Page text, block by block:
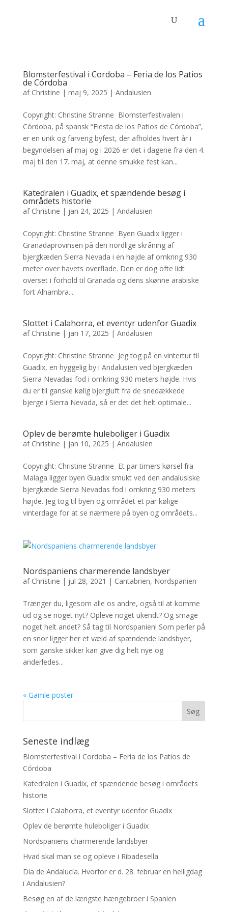
Blomsterfestival i Cordoba – Feria de los Patios
de Córdoba
af Christine | maj 9, 2025 | Andalusien
Copyright: Christine Stranne Blomsterfestivalen i
Córdoba, på spansk “Fiesta de los Patios de Córdoba”,
er en unik og farverig byfest, der afholdes hvert år i
begyndelsen af maj og i 2026 er det i dagene fra den 4.
maj til den 17. maj, at denne smukke fest kan...
Katedralen i Guadix, et spændende besøg i
områdets historie
af Christine | jan 24, 2025 | Andalusien
Copyright: Christine Stranne Byen Guadix ligger i
Granadaprovinsen på den nordlige skråning af
bjergkæden Sierra Nevada i en højde af omkring 930
meter over havets overflade. Den er dog ofte lidt
overset i forhold til Granada og dens skønne arabiske
fort Alhambra....
Slottet i Calahorra, et eventyr udenfor Guadix
af Christine | jan 17, 2025 | Andalusien
Copyright: Christine Stranne Jeg tog på en vintertur til
Guadix, en hyggelig by i Andalusien ved bjergkæden
Sierra Nevadas fod i omkring 930 meters højde. Hvis
du er til ganske kølig bjergluft fra de snedækkede
bjerge i Sierra Nevada, så er det det helt optimale...
Oplev de berømte huleboliger i Guadix
af Christine | jan 10, 2025 | Andalusien
Copyright: Christine Stranne Et par timers kørsel fra
Malaga ligger byen Guadix smukt ved den andalusiske
bjergkæde Sierra Nevadas fod i omkring 930 meters
højde. Jeg tog til byen og området et par kølige
vinterdage for at se nærmere på byen og områdets...
Nordspaniens charmerende landsbyer
af Christine | jul 28, 2021 | Cantabrien, Nordspanien
Trænger du, ligesom alle os andre, også til at komme
ud og se noget nyt? Opleve noget ukendt? Og smage
noget helt andet? Så tag til Nordspanien! Som perler på
en snor ligger her et væld af spændende landsbyer,
som ganske sikker kan give dig helt nye og
anderledes...
« Gamle poster
Seneste indlæg
Blomsterfestival i Cordoba – Feria de los Patios de
Córdoba
Katedralen i Guadix, et spændende besøg i områdets
historie
Slottet i Calahorra, et eventyr udenfor Guadix
Oplev de berømte huleboliger i Guadix
Nordspaniens charmerende landsbyer
Hvad skal man se og opleve i Ribadesella
Dia de Andalucía. Hvorfor er d. 28. februar en helligdag
i Andalusien?
Besøg en af de længste hængebroer i Spanien